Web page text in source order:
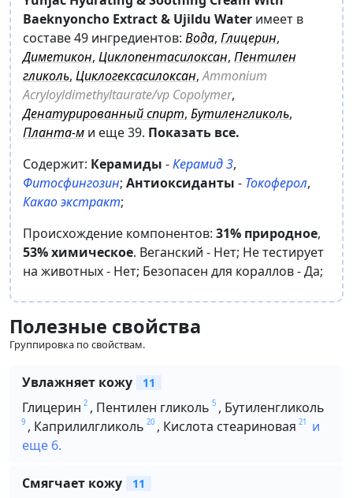
Baeknyoncho Extract & Ujildu Water имеет в
составе 49 ингредиентов: Вода, Глицерин,
Диметикон, Циклопентасилоксан, Пентилен
гликоль, Циклогексасилоксан,Ammonium
Acryloyldimethyltaurate/​vp Copolymer,
Денатурированный спирт, Бутиленгликоль,
Планта-м и еще 39. Показать все.
Содержит: Керамиды -Керамид 3,
Фитосфингозин; Антиоксиданты - Токоферол,
Какао экстракт;
Происхождение компонентов: 31% природное,
53% химическое. Веганский - Нет; Не тестирует
на животных - Нет; Безопасен для кораллов -Да;
Полезные свойства
Группировка по свойствам.
Увлажняет кожу 11
Глицерин 2 , Пентилен гликоль 5 , Бутиленгликоль
9 , Каприлилгликоль 20 , Кислота стеариновая 21
и
еще 6.
Смягчает кожу 11